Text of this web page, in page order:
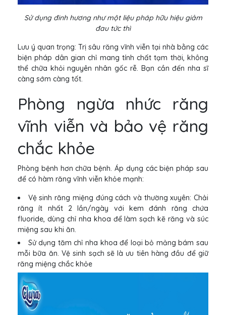
Sử dụng đinh hương như một liệu pháp hữu hiệu giảm
đau tức thì
Lưu ý quan trọng: Trị sâu răng vĩnh viễn tại nhà bằng các
biện pháp dân gian chỉ mang tính chất tạm thời, không
thể chữa khỏi nguyên nhân gốc rễ. Bạn cần đến nha sĩ
càng sớm càng tốt.
Phòng ngừa nhức răng
vĩnh viễn và bảo vệ răng
chắc khỏe
Phòng bệnh hơn chữa bệnh. Áp dụng các biện pháp sau
để có hàm răng vĩnh viễn khỏe mạnh:
Vệ sinh răng miệng đúng cách và thường xuyên: Chải
răng ít nhất 2 lần/ngày với kem đánh răng chứa
fluoride, dùng chỉ nha khoa để làm sạch kẽ răng và súc
miệng sau khi ăn.
Sử dụng tăm chỉ nha khoa để loại bỏ mảng bám sau
mỗi bữa ăn. Vệ sinh sạch sẽ là ưu tiên hàng đầu để giữ
răng miệng chắc khỏe